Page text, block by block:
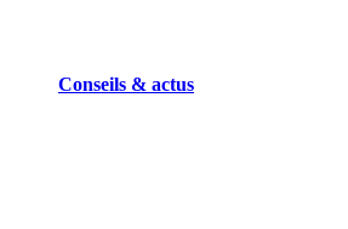
Conseils & actus